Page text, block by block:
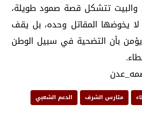
والبيت تتشكل قصة صمود طويلة،
لا يخوضها المقاتل وحده، بل يقف
بأن التضحية في سبيل الوطن
متارس الشرف
الدعم الشعبي